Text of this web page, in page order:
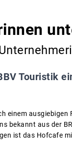
Touristik
einem
bekannt aus der
ist das Hofcafe